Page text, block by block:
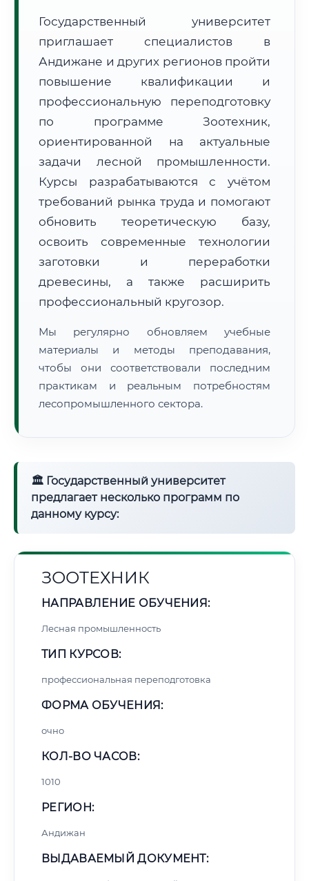
📍 Региональная справка г. Андижан
Почтовые индексы:
170100–170130
Часовой пояс:
UTC+5
Формат учебы:
Дистанционно
🗺️ Зона обслуживания: г. Андижан
Расчет логистики оригиналов:
• Маршрут транзита:
• Экспресс-доставка СДЭК / Почтой:3–4 рабочих дня
📜 Документы и аккредитация
🔍Нажмите на документ для увеличения и просмотра
Государственный университет
приглашает специалистов в
Андижане и других регионов пройти
повышение квалификации и
профессиональную переподготовку
по программе Зоотехник,
ориентированной на актуальные
задачи лесной промышленности.
Курсы разрабатываются с учётом
требований рынка труда и помогают
обновить теоретическую базу,
освоить современные технологии
заготовки и переработки
древесины, а также расширить
профессиональный кругозор.
Мы регулярно обновляем учебные
материалы и методы преподавания,
чтобы они соответствовали последним
практикам и реальным потребностям
лесопромышленного сектора.
🏛 Государственный университет
предлагает несколько программ по
данному курсу:
ЗООТЕХНИК
НАПРАВЛЕНИЕ ОБУЧЕНИЯ:
Лесная промышленность
ТИП КУРСОВ:
профессиональная переподготовка
ФОРМА ОБУЧЕНИЯ:
очно
КОЛ-ВО ЧАСОВ:
1010
РЕГИОН:
Андижан
ВЫДАВАЕМЫЙ ДОКУМЕНТ: